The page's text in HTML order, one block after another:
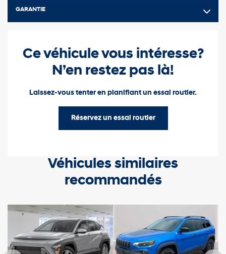
GARANTIE
Ce véhicule vous intéresse?
N’en restez pas là!
Laissez-vous tenter en planifiant un essai routier.
Réservez un essai routier
Véhicules similaires
recommandés